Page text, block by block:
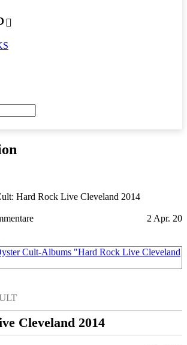
Hard Rock Live Cleveland 2014
2 Apr. 20
Cleveland 2014